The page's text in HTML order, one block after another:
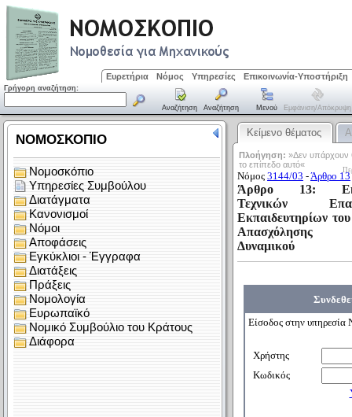
Ευρετήρια Νόμος Υπηρεσίες Επικοινωνία-Υποστήριξη
Γρήγορη αναζήτηση:
Αναζήτηση Αναζήτηση Μενού Εμφάνιση/απόκρυψη
Κείμενο θέματος